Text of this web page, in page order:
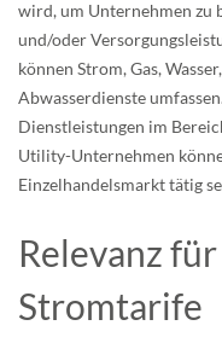
wird, um Unternehmen zu
und/oder
können Strom, Gas,
Abwasserdienste
Dienstleistungen im
Utility-Unternehmen
Einzelhandelsmarkt tätig
Relevanz
Stromtarife